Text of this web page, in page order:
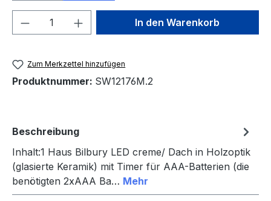
Produkt Anzahl: Gib denIn den Warenkorb
Zum Merkzettel hinzufügen
Produktnummer: SW12176M.2
Beschreibung
Inhalt:1 Haus Bilbury LED creme/ Dach in Holzoptik
(glasierte Keramik) mit Timer für AAA-Batterien (die
benötigten 2xAAA Ba… Mehr